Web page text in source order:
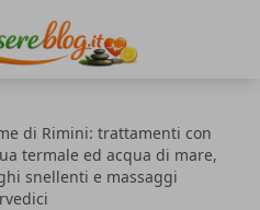
di Rimini: trattamenti con
termale ed acqua di mare,
snellenti e massaggi